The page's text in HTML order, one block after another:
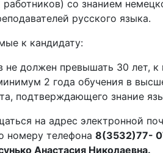
работников) со знанием
русского языка.
к кандидату:
не должен превышать 30 лет,
2 года обучения в
подтверждающего знание
на адрес электронной
номеру телефона 8(3532)77-
Анастасия Николаевна.